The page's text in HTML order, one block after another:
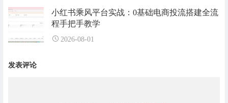
小红书乘风平台实战：0基础电商投流搭建全流
程手把手教学
2026-08-01
发表评论